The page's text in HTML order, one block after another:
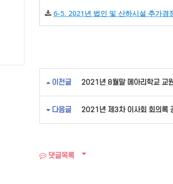
6-5. 2021년 법인 및 산하시설 추가
이전글 2021년 8월말 메아리학교 교
다음글 2021년 제3차 이사회 회의록
댓글목록